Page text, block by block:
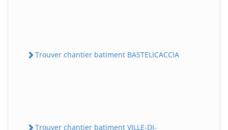
Trouver chantier batiment BASTELICACCIA
Trouver chantier batiment VILLE-DI-